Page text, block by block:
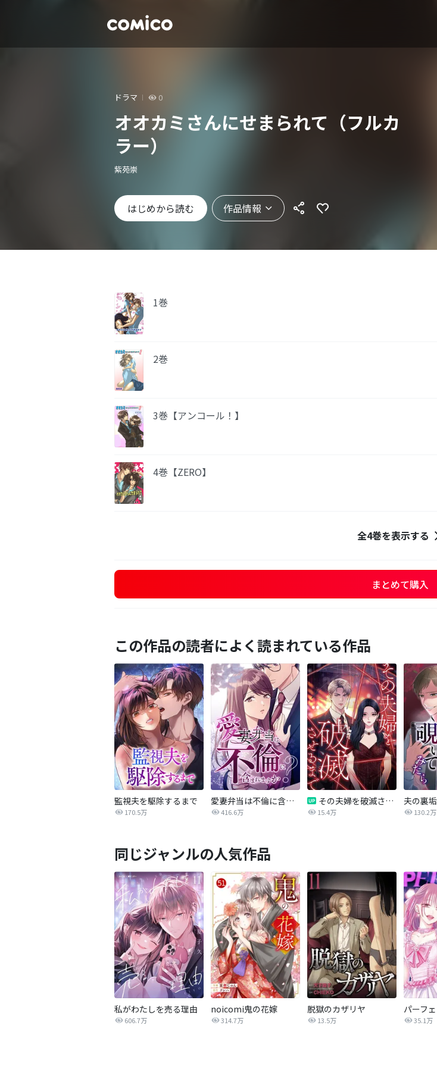
ドラマ 0
オオカミさんにせまられて（フルカ
ラー）
紫苑崇
はじめから読む 作品情報
1巻
2巻
3巻【アンコール！】
4巻【ZERO】
全4巻を表示する
まとめて購入
この作品の読者によく読まれている作品
監視夫を駆除するまで
170.5万
愛妻弁当は不倫に含まれますか？
416.6万
その夫婦を破滅させるまで
15.4万 130.2万
同じジャンルの人気作品
私がわたしを売る理由
606.7万
noicomi鬼の花嫁
314.7万
脱獄のカザリヤ
13.5万 35.1万